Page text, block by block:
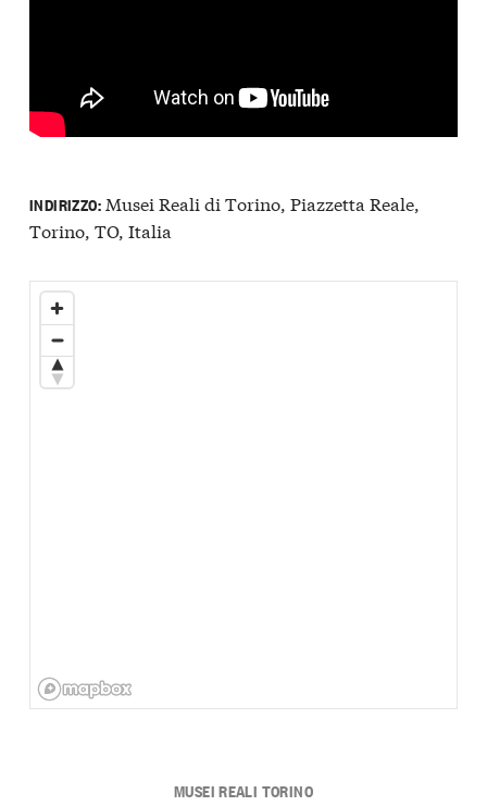
INDIRIZZO:Musei Reali di Torino, Piazzetta Reale,
Torino, TO, Italia
MUSEI REALI TORINO